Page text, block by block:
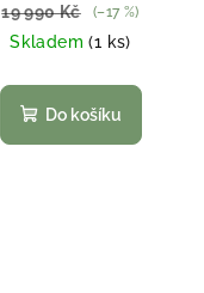
19 990 Kč
(–17 %)
Skladem(1 ks)
Do košíku